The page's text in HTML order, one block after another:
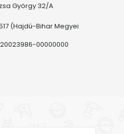
György 32/A
(Hajdú-Bihar Megyei
00000000